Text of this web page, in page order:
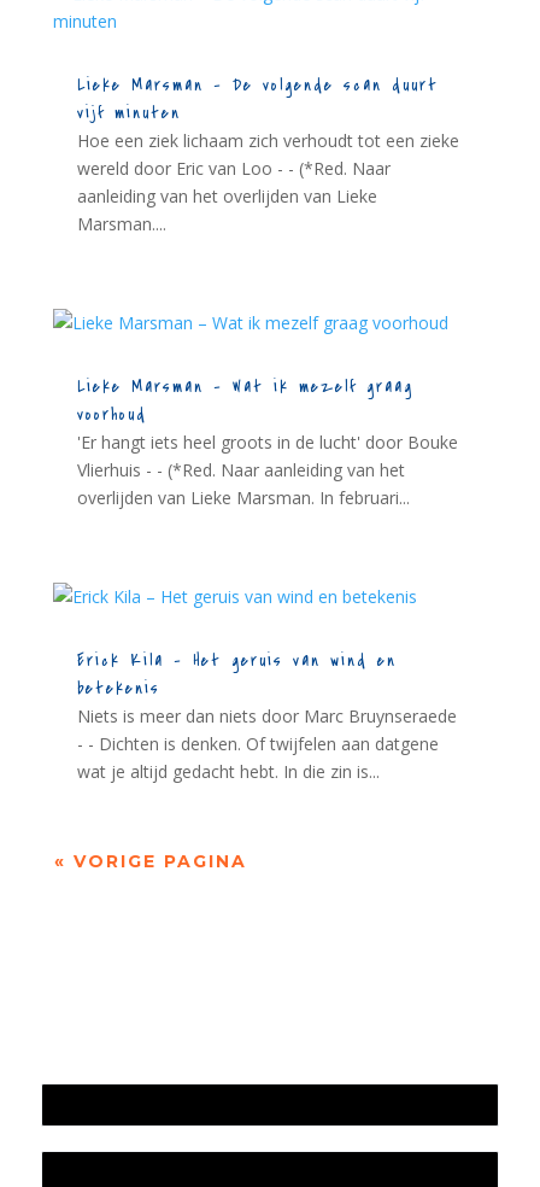
Lieke Marsman – De volgende scan duurt
vijf minuten
Hoe een ziek lichaam zich verhoudt tot een zieke
wereld door Eric van Loo - - (*Red. Naar
aanleiding van het overlijden van Lieke
Marsman....
Lieke Marsman – Wat ik mezelf graag
voorhoud
'Er hangt iets heel groots in de lucht' door Bouke
Vlierhuis - - (*Red. Naar aanleiding van het
overlijden van Lieke Marsman. In februari...
Erick Kila – Het geruis van wind en
betekenis
Niets is meer dan niets door Marc Bruynseraede
- - Dichten is denken. Of twijfelen aan datgene
wat je altijd gedacht hebt. In die zin is...
« VORIGE PAGINA